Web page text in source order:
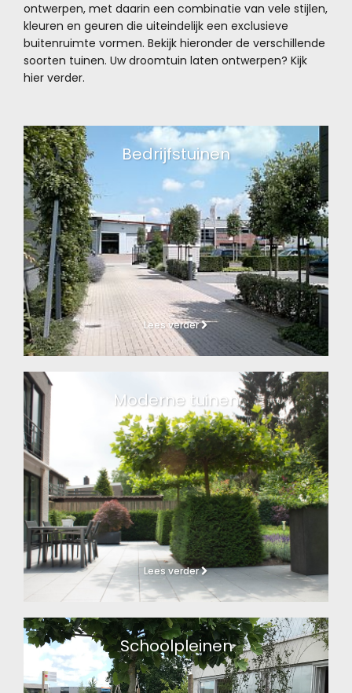
ontwerpen, met daarin een combinatie van vele stijlen,
kleuren en geuren die uiteindelijk een exclusieve
buitenruimte vormen. Bekijk hieronder de verschillende
soorten tuinen. Uw droomtuin laten ontwerpen? Kijk
hier verder.
Bedrijfstuinen
Lees verder
Moderne tuinen
Lees verder
Schoolpleinen